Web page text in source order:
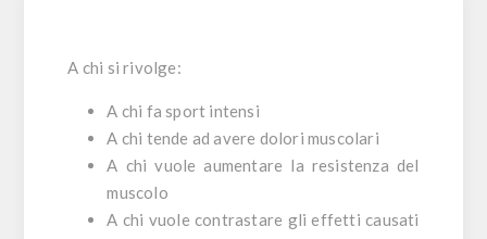
A chi si rivolge:
A chi fa sport intensi
A chi tende ad avere dolori muscolari
A chi vuole aumentare la resistenza del
muscolo
A chi vuole contrastare gli effetti causati